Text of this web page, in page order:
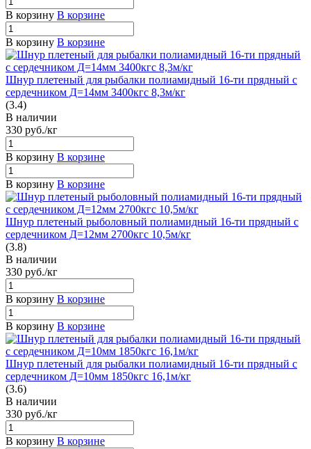
В корзину В корзине
В корзину В корзине
Шнур плетеный для рыбалки полиамидный 16-ти прядный с
сердечником Д=14мм 3400кгс 8,3м/кг
(3.4)
В наличии
330 руб./кг
В корзину В корзине
В корзину В корзине
Шнур плетеный рыболовный полиамидный 16-ти прядный с
сердечником Д=12мм 2700кгс 10,5м/кг
(3.8)
В наличии
330 руб./кг
В корзину В корзине
В корзину В корзине
Шнур плетеный для рыбалки полиамидный 16-ти прядный с
сердечником Д=10мм 1850кгс 16,1м/кг
(3.6)
В наличии
330 руб./кг
В корзину В корзине